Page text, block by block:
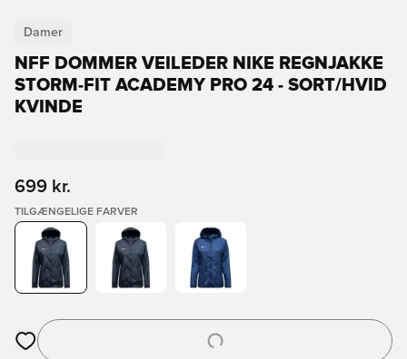
Damer
NFF DOMMER VEILEDER NIKE REGNJAKKE
STORM-FIT ACADEMY PRO 24 - SORT/HVID
KVINDE
699 kr.
TILGÆNGELIGE FARVER
Åbner en Modal til at logge ind eller tilmelde dig som medlem